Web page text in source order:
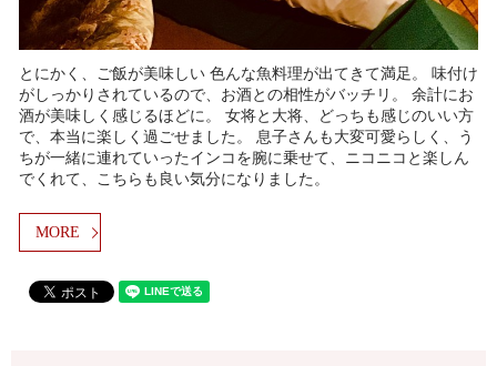
とにかく、ご飯が美味しい 色んな魚料理が出てきて満足。 味付け
がしっかりされているので、お酒との相性がバッチリ。 余計にお
酒が美味しく感じるほどに。 女将と大将、どっちも感じのいい方
で、本当に楽しく過ごせました。 息子さんも大変可愛らしく、う
ちが一緒に連れていったインコを腕に乗せて、ニコニコと楽しん
でくれて、こちらも良い気分になりました。
MORE